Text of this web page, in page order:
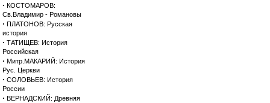
· КОСТОМАРОВ:
Св.Владимир - Романовы
· ПЛАТОНОВ: Русская
история
· ТАТИЩЕВ: История
Российская
· Митр.МАКАРИЙ: История
Рус. Церкви
· СОЛОВЬЕВ: История
России
· ВЕРНАДСКИЙ: Древняя